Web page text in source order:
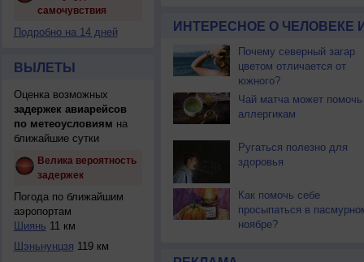
самочувствия
Подробно на 14 дней
ВЫЛЕТЫ
Оценка возможных
задержек авиарейсов
по метеоусловиям на
ближайшие сутки
Велика вероятность
задержек
Погода по ближайшим
аэропортам
Шиянь 11 км
Шэньнунцзя 119 км
ИНТЕРЕСНОЕ О ЧЕЛОВЕКЕ
Почему северный загар
цветом отличается от
южного?
Чай матча может помочь
аллергикам
Ругаться полезно для
здоровья
Как помочь себе
просыпаться в
ноябре?